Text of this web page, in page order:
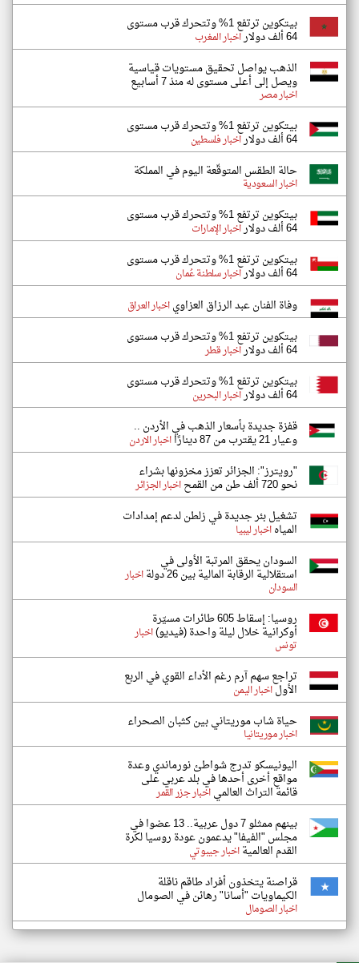
بيتكوين ترتفع 1% وتتحرك قرب مستوى
64 ألف دولار اخبار المغرب
الذهب يواصل تحقيق مستويات قياسية
ويصل إلى أعلى مستوى له منذ 7 أسابيع
اخبار مصر
بيتكوين ترتفع 1% وتتحرك قرب مستوى
64 ألف دولار اخبار فلسطين
حالة الطقس المتوقّعة اليوم في المملكة
اخبار السعودية
بيتكوين ترتفع 1% وتتحرك قرب مستوى
64 ألف دولار اخبار الإمارات
بيتكوين ترتفع 1% وتتحرك قرب مستوى
64 ألف دولار اخبار سلطنة عُمان
وفاة الفنان عبد الرزاق العزاوياخبار العراق
بيتكوين ترتفع 1% وتتحرك قرب مستوى
64 ألف دولار اخبار قطر
بيتكوين ترتفع 1% وتتحرك قرب مستوى
64 ألف دولار اخبار البحرين
قفزة جديدة بأسعار الذهب في الأردن ..
وعيار 21 يقترب من 87 دينارًا اخبار الاردن
"رويترز": الجزائر تعزز مخزونها بشراء
نحو 720 ألف طن من القمح اخبار الجزائر
تشغيل بئر جديدة في زلطن لدعم إمدادات
المياهاخبار ليبيا
السودان يحقق المرتبة الأولى في
استقلالية الرقابة المالية بين 26 دولة اخبار
السودان
روسيا: إسقاط 605 طائرات مسيّرة
أوكرانية خلال ليلة واحدة (فيديو)اخبار
تونس
تراجع سهم آرم رغم الأداء القوي في الربع
الأولاخبار اليمن
حياة شاب موريتاني بين كثبان الصحراء
اخبار موريتانيا
اليونيسكو تدرج شواطئ نورماندي وعدة
مواقع أخرى أحدها في بلد عربي على
قائمة التراث العالمياخبار جزر القمر
بينهم ممثلو 7 دول عربية.. 13 عضوا في
مجلس "الفيفا" يدعمون عودة روسيا لكرة
القدم العالميةاخبار جيبوتي
قراصنة يتخذون أفراد طاقم ناقلة
الكيماويات "أسانا" رهائن في الصومال
اخبار الصومال